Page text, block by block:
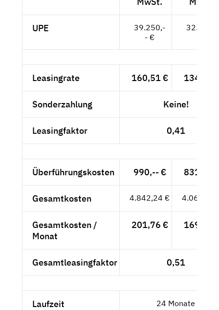
UPE
39.250,-
- €
32.983,-
Leasingrate 160,51 € 134,88
Sonderzahlung Keine!
Leasingfaktor 0,41
Überführungskosten 990,-- € 831,93
Gesamtkosten 4.842,24 € 4.069,11
Gesamtkosten /
Monat
201,76 € 169,55
Gesamtleasingfaktor 0,51
Laufzeit 24 Monate